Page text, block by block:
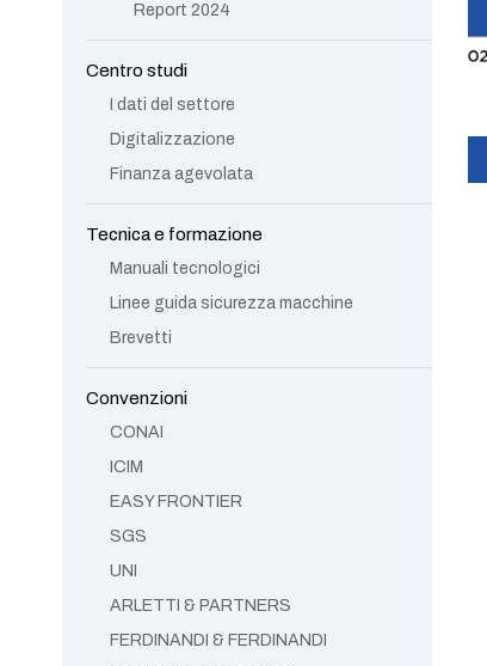
Report 2024
Centro studi
I dati del settore
Digitalizzazione
Finanza agevolata
Tecnica e formazione
Manuali tecnologici
Linee guida sicurezza macchine
Brevetti
Convenzioni
CONAI
ICIM
EASY FRONTIER
SGS
UNI
ARLETTI & PARTNERS
FERDINANDI & FERDINANDI